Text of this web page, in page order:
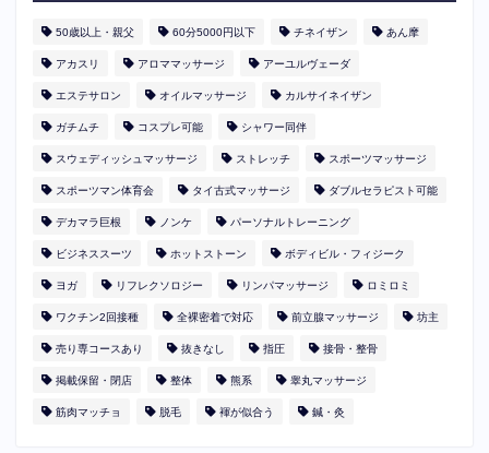
50歳以上・親父 60分5000円以下 ​チネイザン あん摩
アカスリ アロママッサージ アーユルヴェーダ
エステサロン オイルマッサージ カルサイネイザン
ガチムチ コスプレ可能 シャワー同伴
スウェディッシュマッサージ ストレッチ スポーツマッサージ
スポーツマン体育会 タイ古式マッサージ ダブルセラピスト可能
デカマラ巨根 ノンケ パーソナルトレーニング
ビジネススーツ ホットストーン ボディビル・フィジーク
ヨガ リフレクソロジー リンパマッサージ ロミロミ
ワクチン2回接種 全裸密着で対応 前立腺マッサージ 坊主
売り専コースあり 抜きなし 指圧 接骨・整骨
掲載保留・閉店 整体 熊系 睾丸マッサージ
筋肉マッチョ 脱毛 褌が似合う 鍼・灸